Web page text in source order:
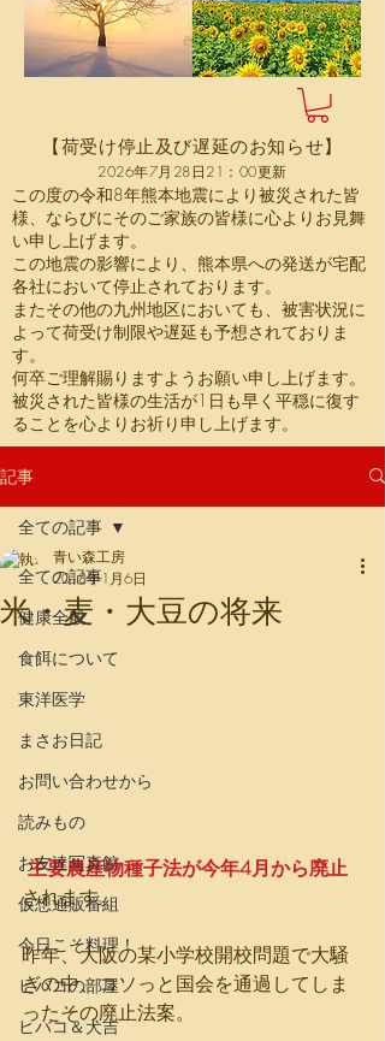
【荷受け停止及び遅延のお知らせ】
2026年7月28日21：00更新
この度の令和8年熊本地震により被災された皆
様、ならびにそのご家族の皆様に心よりお見舞
い申し上げます。
この地震の影響により、熊本県への発送が宅配
各社において停止されております。
またその他の九州地区においても、被害状況に
よって荷受け制限や遅延も予想されておりま
す。
何卒ご理解賜りますようお願い申し上げます。
被災された皆様の生活が1日も早く平穏に復す
ることを心よりお祈り申し上げます。
その昔、人と動物は旬の食材を
分かち合っていました
記事
全ての記事
健康全般
食餌について
東洋医学
まさお日記
お問い合わせから
読みもの
お友達写真館
仮想通販番組
今日こそ料理！
ヒバコの部屋
ヒバコ＆犬吉
全ての記事
米・麦・大豆の将来
青い森工房
2018年1月6日
主要農産物種子法が今年4月から廃止
されます。
昨年、大阪の某小学校開校問題で大騒
ぎの中、コソっと国会を通過してしま
ったその廃止法案。